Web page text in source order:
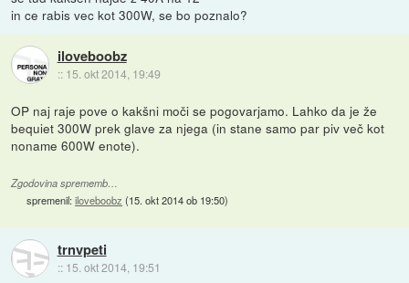
in ce rabis vec kot 300W, se bo poznalo?
iloveboobz
:: 15. okt 2014, 19:49
OP naj raje pove o kakšni moči se pogovarjamo. Lahko da je že
bequiet 300W prek glave za njega (in stane samo par piv več kot
noname 600W enote).
Zgodovina sprememb…
spremenil:iloveboobz (15. okt 2014 ob 19:50)
trnvpeti
:: 15. okt 2014, 19:51